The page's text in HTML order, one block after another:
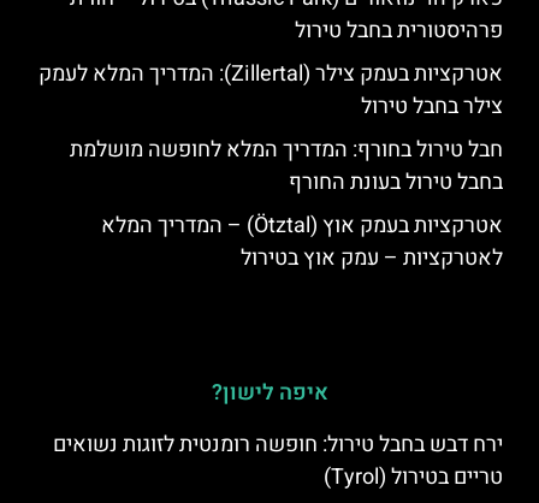
פרהיסטורית בחבל טירול
אטרקציות בעמק צילר (Zillertal): המדריך המלא לעמק
צילר בחבל טירול
חבל טירול בחורף: המדריך המלא לחופשה מושלמת
בחבל טירול בעונת החורף
אטרקציות בעמק אוץ (Ötztal) – המדריך המלא
לאטרקציות – עמק אוץ בטירול
איפה לישון?
ירח דבש בחבל טירול: חופשה רומנטית לזוגות נשואים
טריים בטירול (Tyrol)